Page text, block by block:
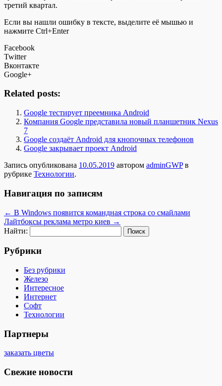
третий квартал.
Если вы нашли ошибку в тексте, выделите её мышью и
нажмите Ctrl+Enter
Facebook
Twitter
Вконтакте
Google+
Related posts:
Google тестирует преемника Android
Компания Google представила новый планшетник Nexus
7
Google создаёт Android для кнопочных телефонов
Google закрывает проект Android
Запись опубликована 10.05.2019 автором adminGWPв
рубрике Технологии.
Навигация по записям
← В Windows появится командная строка со смайлами
Лайтбоксы реклама метро киев →
Найти:
Рубрики
Без рубрики
Железо
Интересное
Интернет
Софт
Технологии
Партнеры
заказать цветы
Свежие новости